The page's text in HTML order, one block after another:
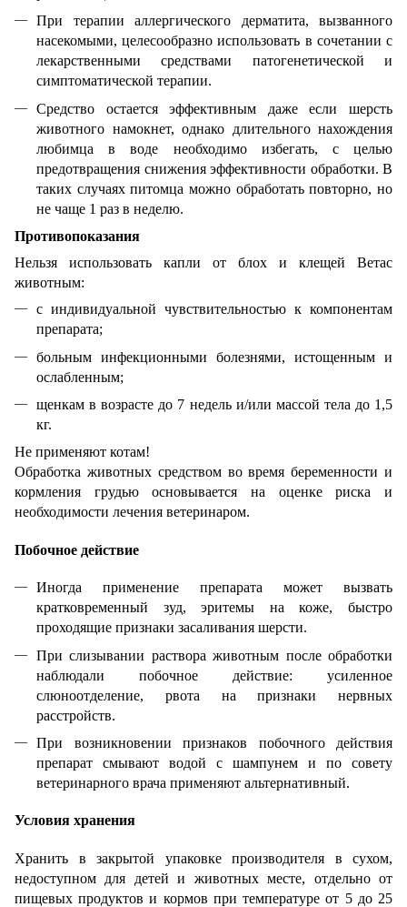
При терапии аллергического дерматита, вызванного
насекомыми, целесообразно использовать в сочетании с
лекарственными средствами патогенетической и
симптоматической терапии.
Средство остается эффективным даже если шерсть
животного намокнет, однако длительного нахождения
любимца в воде необходимо избегать, с целью
предотвращения снижения эффективности обработки. В
таких случаях питомца можно обработать повторно, но
не чаще 1 раз в неделю.
Противопоказания
Нельзя использовать капли от блох и клещей Ветас
животным:
с индивидуальной чувствительностью к компонентам
препарата;
больным инфекционными болезнями, истощенным и
ослабленным;
щенкам в возрасте до 7 недель и/или массой тела до 1,5
кг.
Не применяют котам!
Обработка животных средством во время беременности и
кормления грудью основывается на оценке риска и
необходимости лечения ветеринаром.
Побочное действие
Иногда применение препарата может вызвать
кратковременный зуд, эритемы на коже, быстро
проходящие признаки засаливания шерсти.
При слизывании раствора животным после обработки
наблюдали побочное действие: усиленное
слюноотделение, рвота на признаки нервных
расстройств.
При возникновении признаков побочного действия
препарат смывают водой с шампунем и по совету
ветеринарного врача применяют альтернативный.
Условия хранения
Хранить в закрытой упаковке производителя в сухом,
недоступном для детей и животных месте, отдельно от
пищевых продуктов и кормов при температуре от 5 до 25